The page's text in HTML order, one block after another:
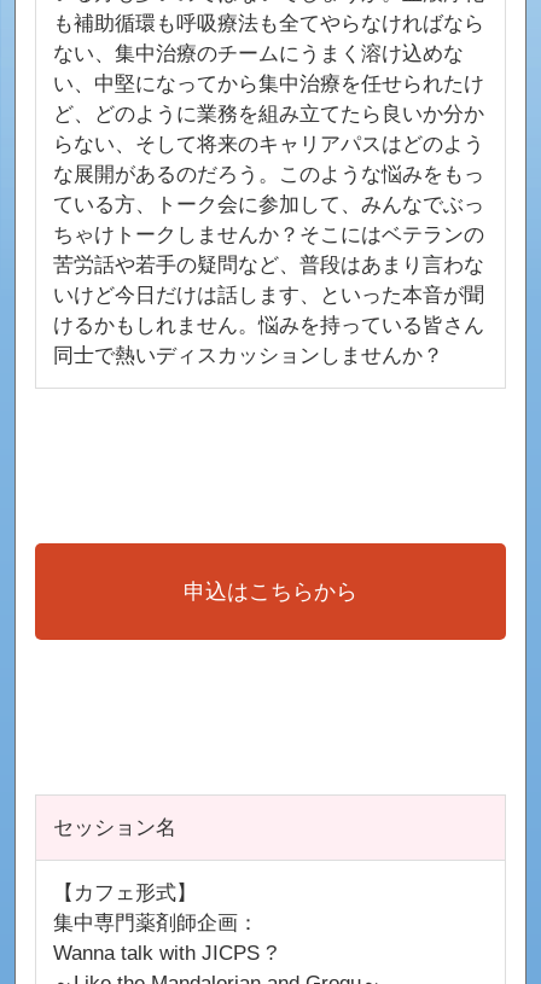
も補助循環も呼吸療法も全てやらなければなら
ない、集中治療のチームにうまく溶け込めな
い、中堅になってから集中治療を任せられたけ
ど、どのように業務を組み立てたら良いか分か
らない、そして将来のキャリアパスはどのよう
な展開があるのだろう。このような悩みをもっ
ている方、トーク会に参加して、みんなでぶっ
ちゃけトークしませんか？そこにはベテランの
苦労話や若手の疑問など、普段はあまり言わな
いけど今日だけは話します、といった本音が聞
けるかもしれません。悩みを持っている皆さん
同士で熱いディスカッションしませんか？
申込はこちらから
セッション名
【カフェ形式】
集中専門薬剤師企画：
Wanna talk with JICPS ?